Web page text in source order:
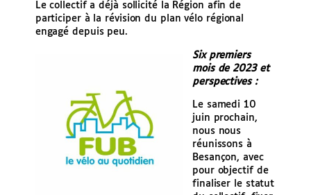
Le collectif a déjà sollicité la Région afin de
participer à la révision du plan vélo régional
engagé depuis peu.
Six premiers
mois de 2023 et
perspectives :
Le samedi 10
juin prochain,
nous nous
réunissons à
Besançon, avec
pour objectif de
finaliser le statut